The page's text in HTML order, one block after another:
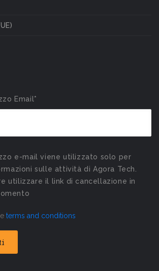
Email*
e-mail viene utilizzato solo per
sulle attività di Agora Tech.
utilizzare il link di cancellazione in
terms and conditions